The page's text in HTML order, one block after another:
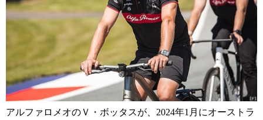
アルファロメオのＶ・ボッタスが、2024年1月にオーストラ